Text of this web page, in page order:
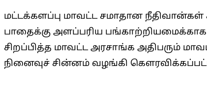
மட்டக்களப்பு மாவட்ட சமாதான
பாதைக்கு அளப்பரிய
சிறப்பித்த மாவட்ட அரசாங்க அதிபரும்
நினைவுச் சின்னம் வழங்கி